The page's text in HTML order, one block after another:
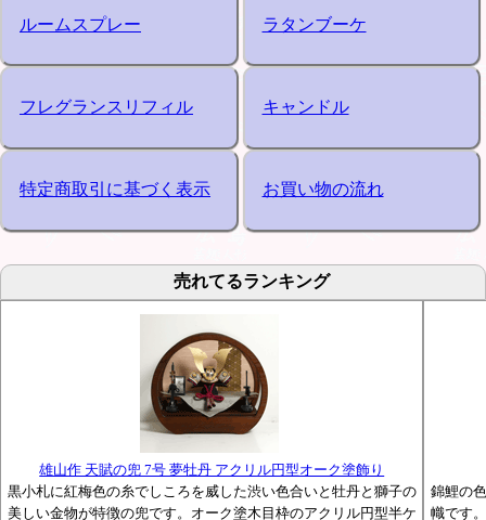
ルームスプレー ラタンブーケ
フレグランスリフィル キャンドル
特定商取引に基づく表示 お買い物の流れ
売れてるランキング
雄山作 天賦の兜 7号 夢牡丹 アクリル円型オーク塗飾り
黒小札に紅梅色の糸でしころを威した渋い色合いと牡丹と獅子の
美しい金物が特徴の兜です。オーク塗木目枠のアクリル円型半ケ
錦鯉の
幟です